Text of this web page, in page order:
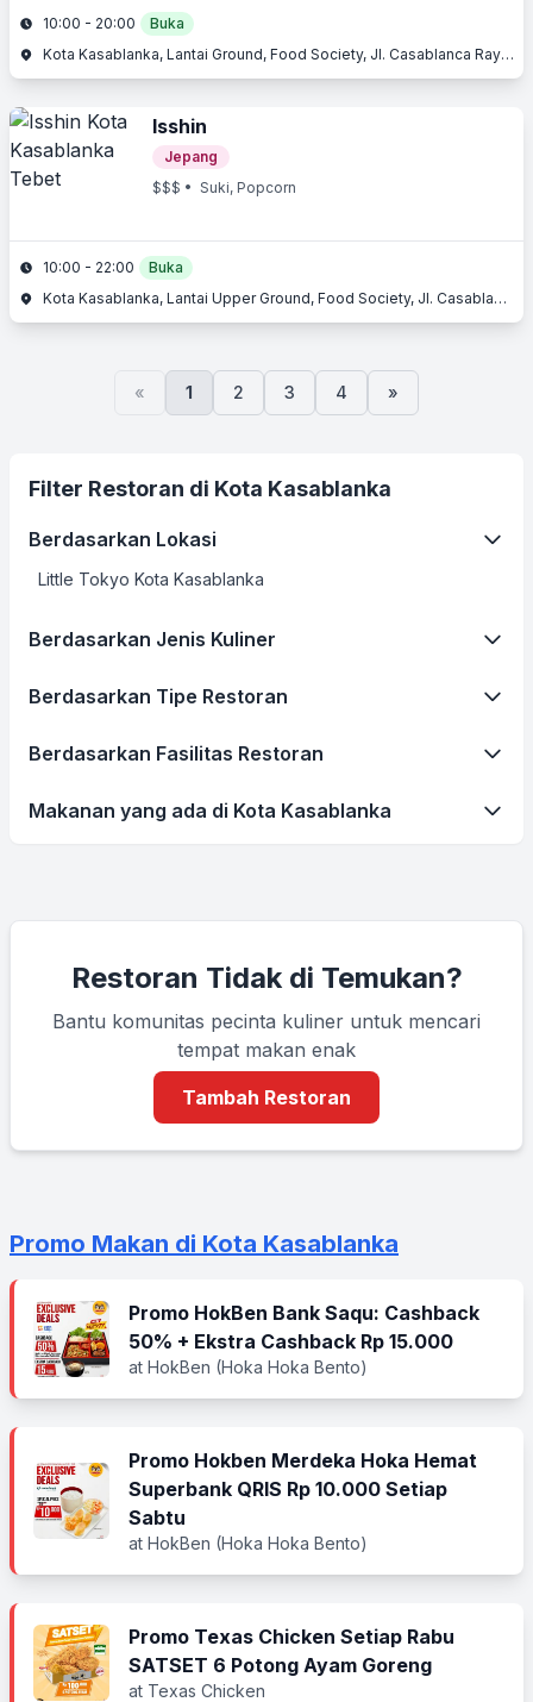
10:00 - 20:00
Buka
Kota Kasablanka, Lantai Ground, Food Society, Jl. Casablanca Raya, Tebet, Jakarta Selatan, Jakarta
Isshin
Jepang
$$$ • Suki, Popcorn
10:00 - 22:00
Buka
Kota Kasablanka, Lantai Upper Ground, Food Society, Jl. Casablanca Raya, Tebet, Jakarta Selatan, Jakarta
« 1 2 3 4 »
Filter Restoran di Kota Kasablanka
Berdasarkan Lokasi
Little Tokyo Kota Kasablanka
Berdasarkan Jenis Kuliner
Berdasarkan Tipe Restoran
Berdasarkan Fasilitas Restoran
Makanan yang ada di Kota Kasablanka
Restoran Tidak di Temukan?
Bantu komunitas pecinta kuliner untuk mencari
tempat makan enak
Tambah Restoran
Promo Makan di Kota Kasablanka
Promo HokBen Bank Saqu: Cashback
50% + Ekstra Cashback Rp 15.000
at HokBen (Hoka Hoka Bento)
Promo Hokben Merdeka Hoka Hemat
Superbank QRIS Rp 10.000 Setiap
Sabtu
at HokBen (Hoka Hoka Bento)
Promo Texas Chicken Setiap Rabu
SATSET 6 Potong Ayam Goreng
at Texas Chicken